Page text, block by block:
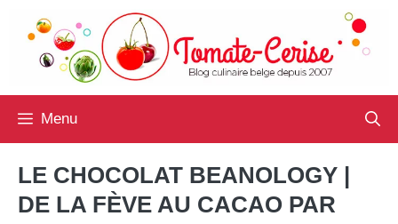
contenu
Menu
LE CHOCOLAT BEANOLOGY |
DE LA FÈVE AU CACAO PAR